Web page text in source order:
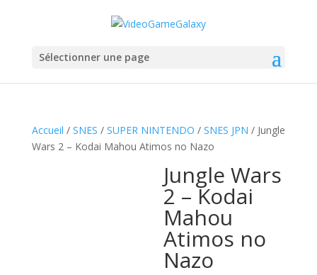
Sélectionner une page
Accueil / SNES / SUPER NINTENDO / SNES JPN / Jungle
Wars 2 – Kodai Mahou Atimos no Nazo
Jungle Wars
2 – Kodai
Mahou
Atimos no
Nazo